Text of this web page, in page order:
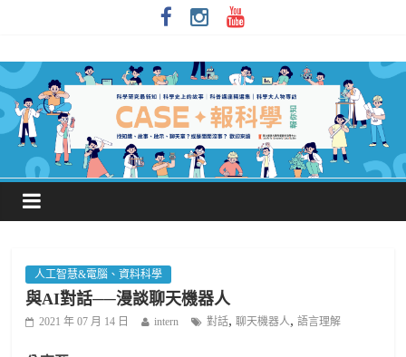
人工智慧&電腦、資料科學
與AI對話──漫談聊天機器人
2021 年 07 月 14 日 intern 對話,聊天機器人,語言理解